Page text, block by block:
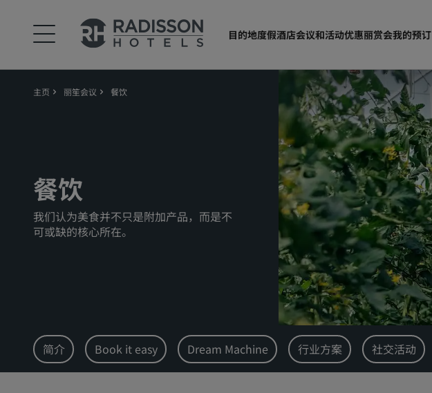
目的地度假酒店会议和活动优惠丽赏会我的预订
主页 丽笙会议 餐饮
餐饮
我们认为美食并不只是附加产品，而是不
可或缺的核心所在。
简介 Book it easy Dream Machine 行业方案 社交活动